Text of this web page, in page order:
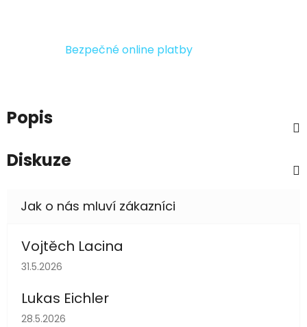
Bezpečné online platby
Popis
Diskuze
Vojtěch Lacina
Hodnocení obchodu je 5 z 5 hvězdiček.
31.5.2026
Lukas Eichler
Hodnocení obchodu je 5 z 5 hvězdiček.
28.5.2026